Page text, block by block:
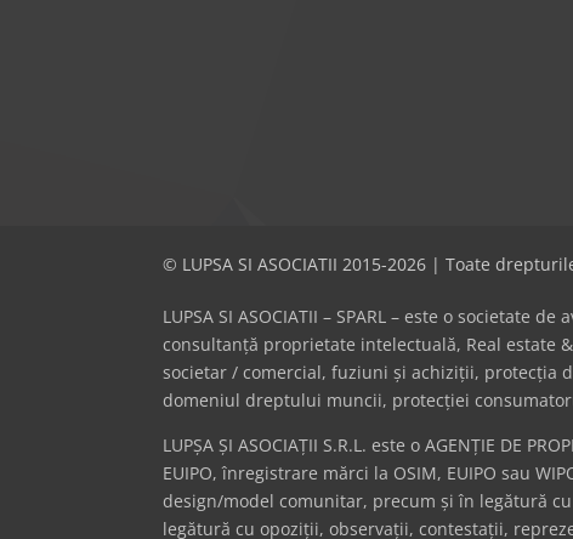
© LUPSA SI ASOCIATII 2015-2026 | Toate
LUPSA SI ASOCIATII – SPARL – este o
consultanță proprietate intelectuală, Real estate
societar / comercial, fuziuni și achiziții, protecția
domeniul dreptului muncii, protecției
LUPȘA ȘI ASOCIAȚII S.R.L. este o AGENȚIE DE
EUIPO, înregistrare mărci la OSIM, EUIPO sau
design/model comunitar, precum și în legătură
legătură cu opoziții, observații, contestații,